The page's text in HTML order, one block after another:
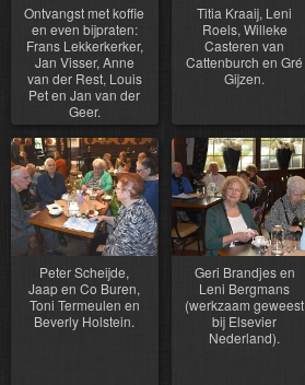
Ontvangst met koffie
en even bijpraten:
Frans Lekkerkerker,
Jan Visser, Anne
van der Rest, Louis
Pet en Jan van der
Geer.
Titia Kraaij, Leni
Roels, Willeke
Casteren van
Cattenburch en Gré
Gijzen.
Peter Scheijde,
Jaap en Co Buren,
Toni Termeulen en
Beverly Holstein.
Geri Brandjes en
Leni Bergmans
(werkzaam geweest
bij Elsevier
Nederland).